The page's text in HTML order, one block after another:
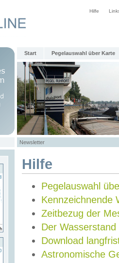
Hilfe
Start Pegelauswahl über Karte
Newsletter
Hilfe
Pegelauswahl
Kennzeichnende
Zeitbezug der
Der Wasserstand
Download
Astronomische